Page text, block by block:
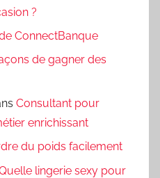
?
ConnectBanque
de gagner des
Consultant pour
enrichissant
du poids facilement
lingerie sexy pour